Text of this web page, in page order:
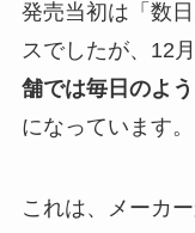
発売当初は「数
スでしたが、12
舗では毎日のよ
になっています。
これは、メーカ